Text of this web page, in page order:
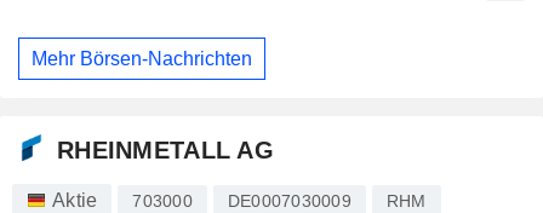
Mehr Börsen-Nachrichten
RHEINMETALL AG
Aktie 703000 DE0007030009 RHM